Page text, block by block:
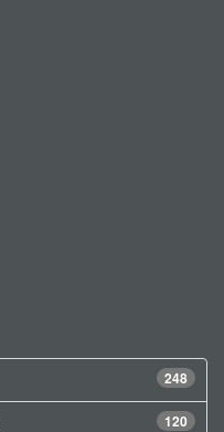
248
120